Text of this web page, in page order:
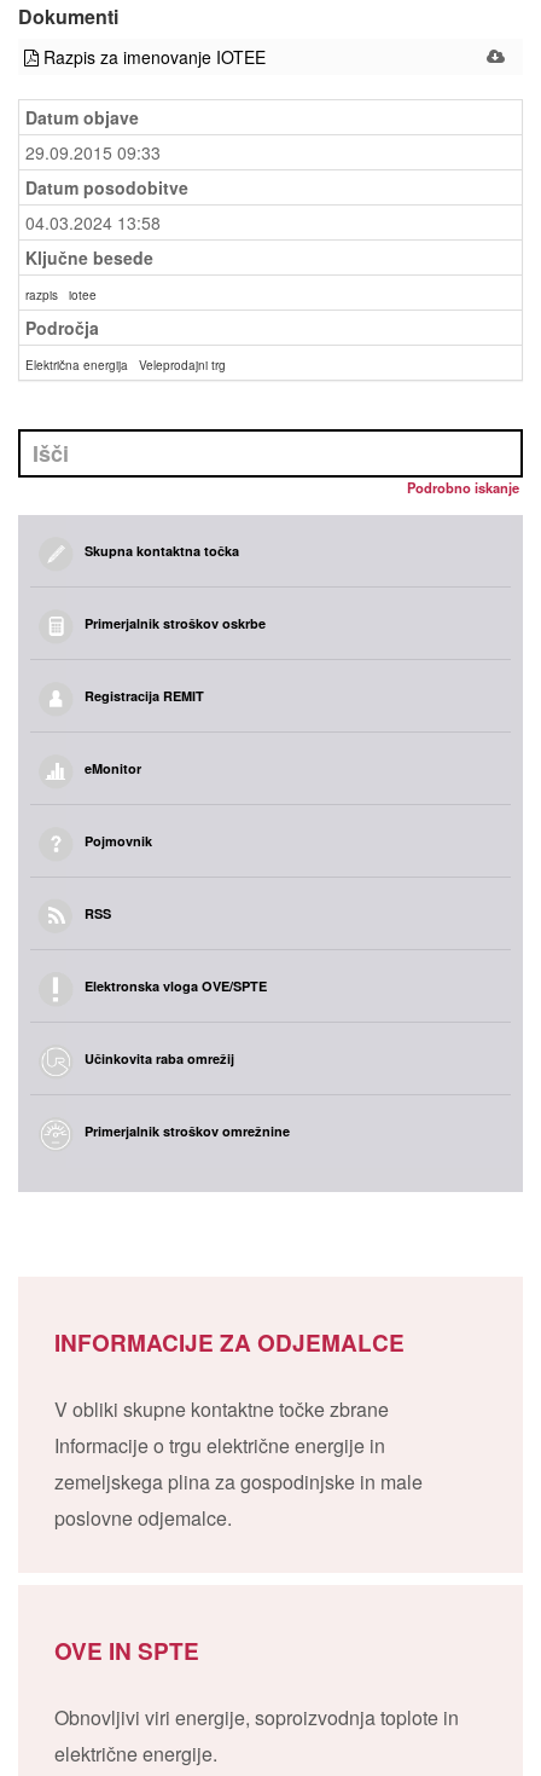
Dokumenti
Razpis za imenovanje IOTEE
Datum objave
29.09.2015 09:33
Datum posodobitve
04.03.2024 13:58
Ključne besede
razpis iotee
Področja
Električna energija Veleprodajni trg
Podrobno iskanje
Skupna kontaktna točka
Primerjalnik stroškov oskrbe
Registracija REMIT
eMonitor
Pojmovnik
RSS
Elektronska vloga OVE/SPTE
Učinkovita raba omrežij
Primerjalnik stroškov omrežnine
INFORMACIJE ZA ODJEMALCE
V obliki skupne kontaktne točke zbrane
Informacije o trgu električne energije in
zemeljskega plina za gospodinjske in male
poslovne odjemalce.
OVE IN SPTE
Obnovljivi viri energije, soproizvodnja toplote in
električne energije.